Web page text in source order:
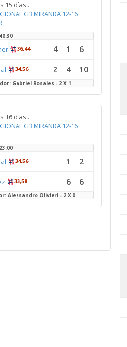
15 días..
G3 MIRANDA 12-16
36,44 4 1 6
34,56 2 4 10
Gabriel Rosales - 2 X 1
16 días..
G3 MIRANDA 12-16
34,56 1 2
33,58 6 6
Alessandro Olivieri - 2 X 0